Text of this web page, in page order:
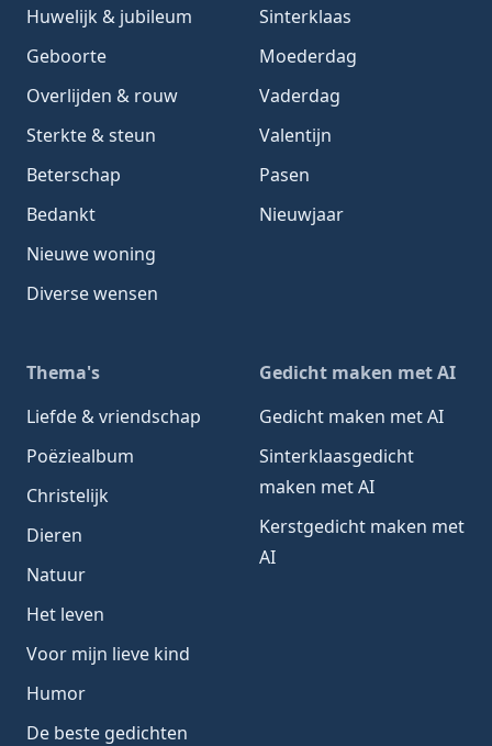
Huwelijk & jubileum
Geboorte
Overlijden & rouw
Sterkte & steun
Beterschap
Bedankt
Nieuwe woning
Diverse wensen
Sinterklaas
Moederdag
Vaderdag
Valentijn
Pasen
Nieuwjaar
Thema's
Liefde & vriendschap
Poëziealbum
Christelijk
Dieren
Natuur
Het leven
Voor mijn lieve kind
Humor
De beste gedichten
Gedicht maken met AI
Gedicht maken met AI
Sinterklaasgedicht
maken met AI
Kerstgedicht maken met
AI